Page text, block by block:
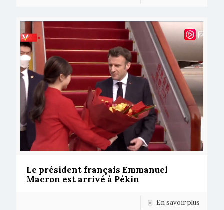
Le président français Emmanuel
Macron est arrivé à Pékin
En savoir plus